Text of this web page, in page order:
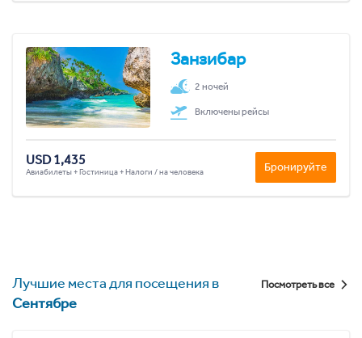
Занзибар
2 ночей
Включены рейсы
USD 1,435
Авиабилеты + Гостиница + Налоги / на человека Бронируйте
Лучшие места для посещения в
Сентябре
Посмотреть все